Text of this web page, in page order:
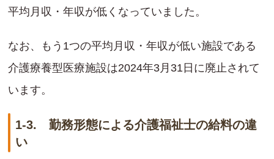
平均月収・年収が低くなっていました。
なお、もう1つの平均月収・年収が低い施設である
介護療養型医療施設は2024年3月31日に廃止されて
います。
1-3. 勤務形態による介護福祉士の給料の違
い